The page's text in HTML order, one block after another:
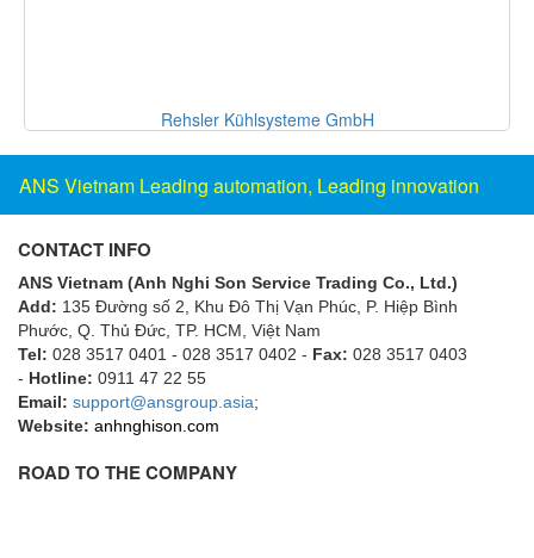
GD GODAI ENGINEERING
GEDORE
GEFA PROCESSTECHNIK GMBH
Gefran
Gems Sensor
Gemu
GENEBRE
Genesislamp
Geokon Vietnam
NEW COSMOS ELECTRIC CO.,LTD
ANS Vietnam Leading automation, Leading innovation
CONTACT INFO
ANS Vietnam (Anh Nghi Son Service Trading Co., Ltd.)
Add: 135 Đường số 2, Khu Đô Thị Vạn Phúc, P. Hiệp Bình
Phước, Q. Thủ Đức, TP. HCM, Việt Nam
Tel: 028 3517 0401 - 028 3517 0402 - Fax: 028 3517 0403
- Hotline: 0911 47 22 55
Email: support@ansgroup.asia;
Website: anhnghison.com
ROAD TO THE COMPANY